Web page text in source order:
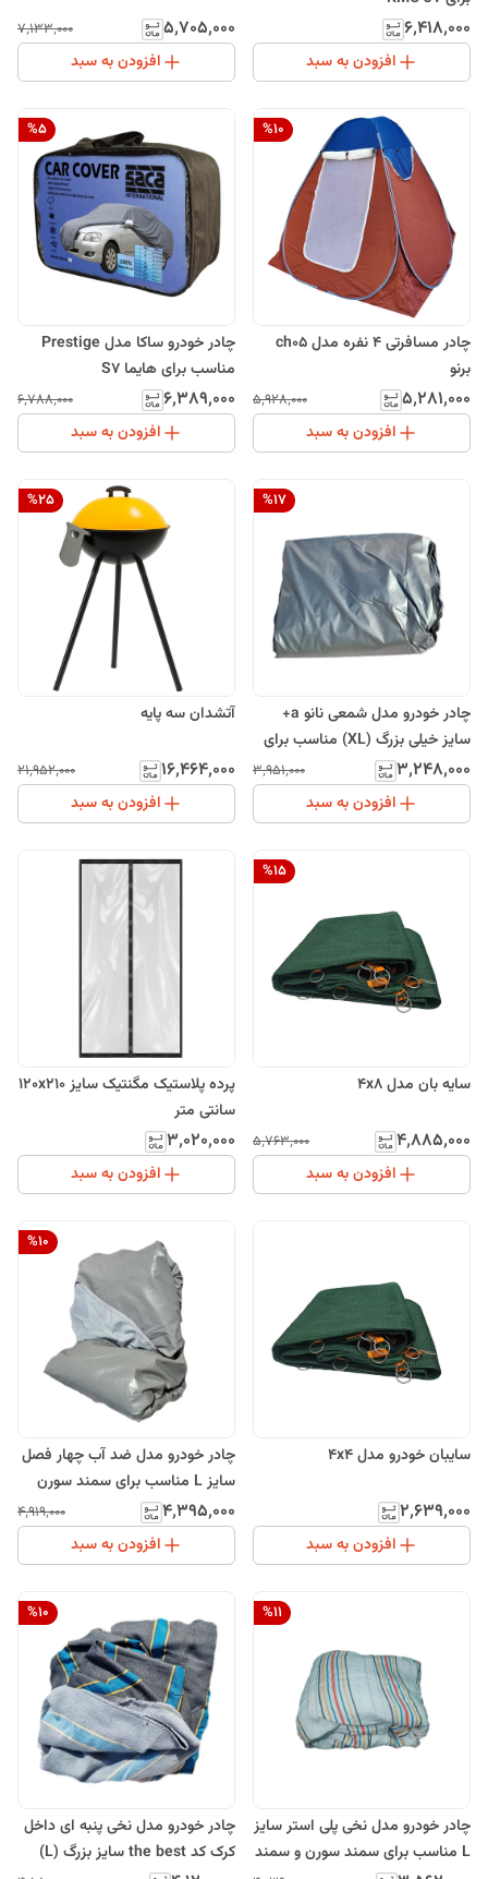
۶٬۴۱۸٬۰۰۰
افزودن به سبد
۵٬۷۰۵٬۰۰۰ ۷٬۱۳۳٬۰۰۰
افزودن به سبد
%10
چادر مسافرتی 4 نفره مدل ch05
برنو
۵٬۲۸۱٬۰۰۰ ۵٬۹۲۸٬۰۰۰
افزودن به سبد
%5
چادر خودرو ساکا مدل Prestige
مناسب برای هایما S7
۶٬۳۸۹٬۰۰۰ ۶٬۷۸۸٬۰۰۰
افزودن به سبد
%17
چادر خودرو مدل شمعی نانو a+
سایز خیلی بزرگ (XL) مناسب برای
ریسپکت پرایم
۳٬۲۴۸٬۰۰۰ ۳٬۹۵۱٬۰۰۰
افزودن به سبد
%25
آتشدان سه پایه
۱۶٬۴۶۴٬۰۰۰ ۲۱٬۹۵۲٬۰۰۰
افزودن به سبد
%15
سایه بان مدل 4x8
۴٬۸۸۵٬۰۰۰ ۵٬۷۶۳٬۰۰۰
افزودن به سبد
پرده پلاستیک مگنتیک سایز 120x210
سانتی متر
۳٬۰۲۰٬۰۰۰
افزودن به سبد
سایبان خودرو مدل 4x4
۲٬۶۳۹٬۰۰۰
افزودن به سبد
%10
چادر خودرو مدل ضد آب چهار فصل
سایز L مناسب برای سمند سورن
پلاس
۴٬۳۹۵٬۰۰۰ ۴٬۹۱۹٬۰۰۰
افزودن به سبد
%11
چادر خودرو مدل نخی پلی استر سایز
L مناسب برای سمند سورن و سمند
%10
چادر خودرو مدل نخی پنبه ای داخل
کرک کد the best سایز بزرگ (L)